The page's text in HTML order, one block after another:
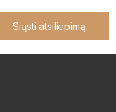
Siųsti atsiliepimą